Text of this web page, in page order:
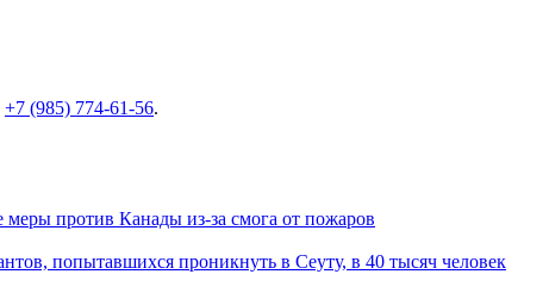
+7 (985) 774-61-56.